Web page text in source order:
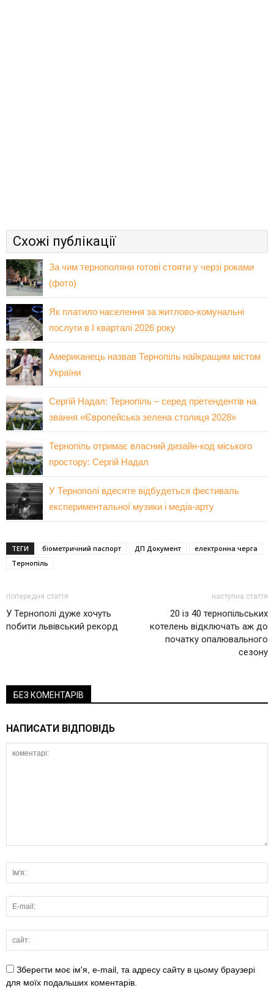
Схожі публікації
За чим тернополяни готові стояти у черзі роками
(фото)
Як платило населення за житлово-комунальні
послуги в І кварталі 2026 року
Американець назвав Тернопіль найкращим містом
України
Сергій Надал: Тернопіль – серед претендентів на
звання «Європейська зелена столиця 2028»
Тернопіль отримає власний дизайн-код міського
простору: Сергій Надал
У Тернополі вдесяте відбудеться фестиваль
експериментальної музики і медіа-арту
ТЕГИ біометричний паспорт ДП Документ
електронна черга
Тернопіль
попередня стаття
У Тернополі дуже хочуть
побити львівський рекорд
наступна стаття
20 із 40 тернопільських
котелень відключать аж до
початку опалювального
сезону
БЕЗ КОМЕНТАРІВ
НАПИСАТИ ВІДПОВІДЬ
Зберегти моє ім'я, e-mail, та адресу сайту в цьому браузері
для моїх подальших коментарів.